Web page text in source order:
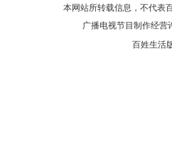
本网站所转载信息，不代表
广播电视节目制作经营
百姓生活